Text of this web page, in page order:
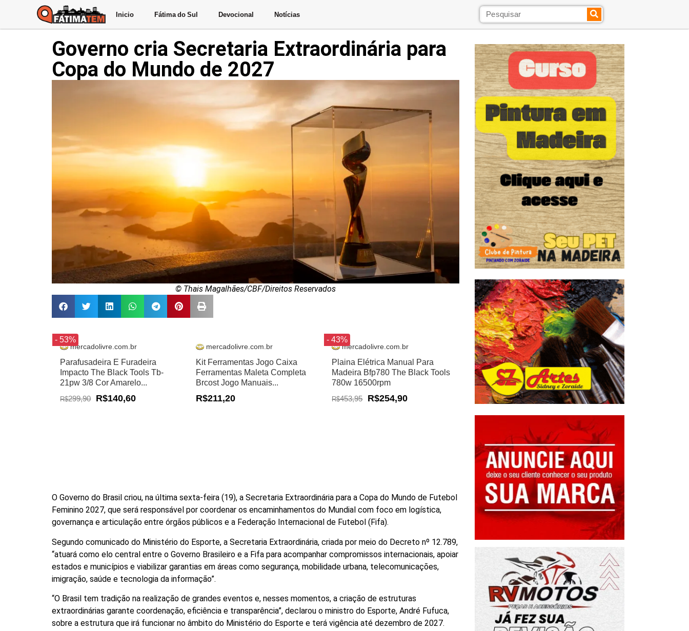
Inicio Fátima do Sul Devocional Notícias
Governo cria Secretaria Extraordinária para
Copa do Mundo de 2027
© Thais Magalhães/CBF/Direitos Reservados
- 53%
mercadolivre.com.br
Parafusadeira E Furadeira
Impacto The Black Tools Tb-
21pw 3/8 Cor Amarelo...
R$299,90 R$140,60
mercadolivre.com.br
Kit Ferramentas Jogo Caixa
Ferramentas Maleta Completa
Brcost Jogo Manuais...
R$211,20
- 43%
mercadolivre.com.br
Plaina Elétrica Manual Para
Madeira Bfp780 The Black Tools
780w 16500rpm
R$453,95 R$254,90
O Governo do Brasil criou, na última sexta-feira (19), a Secretaria Extraordinária para a Copa do Mundo de Futebol
Feminino 2027, que será responsável por coordenar os encaminhamentos do Mundial com foco em logística,
governança e articulação entre órgãos públicos e a Federação Internacional de Futebol (Fifa).
Segundo comunicado do Ministério do Esporte, a Secretaria Extraordinária, criada por meio do Decreto nº 12.789,
“atuará como elo central entre o Governo Brasileiro e a Fifa para acompanhar compromissos internacionais, apoiar
estados e municípios e viabilizar garantias em áreas como segurança, mobilidade urbana, telecomunicações,
imigração, saúde e tecnologia da informação”.
“O Brasil tem tradição na realização de grandes eventos e, nesses momentos, a criação de estruturas
extraordinárias garante coordenação, eficiência e transparência”, declarou o ministro do Esporte, André Fufuca,
sobre a estrutura que irá funcionar no âmbito do Ministério do Esporte e terá vigência até dezembro de 2027.